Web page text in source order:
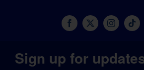
Sign up for